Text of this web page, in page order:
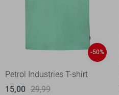
-50%
Petrol Industries T-shirt
15,00 29,99